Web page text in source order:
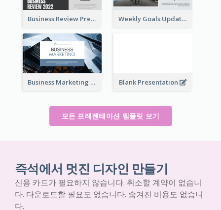
Business Review Presentations Weekly Goals Updates Presentation
Business Marketing Presentation Blank Presentation
모든 프레젠테이션 템플릿 보기
즉석에서 멋진 디자인 만들기
신용 카드가 필요하지 않습니다. 취소할 계약이 없습니
다. 다운로드할 필요도 없습니다. 숨겨진 비용도 없습니
다.